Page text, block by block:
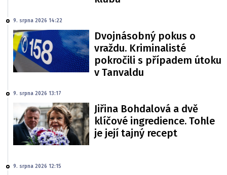
9. srpna 2026 14:22
Dvojnásobný pokus o
vraždu. Kriminalisté
pokročili s případem útoku
v Tanvaldu
9. srpna 2026 13:17
Jiřina Bohdalová a dvě
klíčové ingredience. Tohle
je její tajný recept
9. srpna 2026 12:15